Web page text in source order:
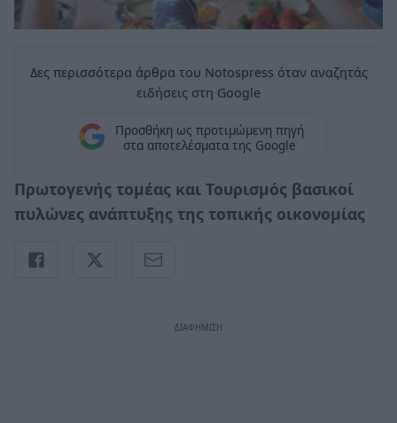
Δες περισσότερα άρθρα του Notospress όταν αναζητάς
ειδήσεις στη Google
Προσθήκη ως προτιμώμενη πηγή
στα αποτελέσματα της Google
Πρωτογενής τομέας και Τουρισμός βασικοί
πυλώνες ανάπτυξης της τοπικής οικονομίας